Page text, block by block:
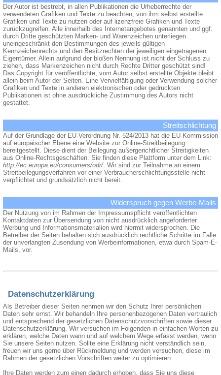
Der Autor ist bestrebt, in allen Publikationen die Urheberrechte der
verwendeten Grafiken und Texte zu beachten, von ihm selbst erstellte
Grafiken und Texte zu nutzen oder auf lizenzfreie Grafiken und Texte
zurückzugreifen. Alle innerhalb des Internetangebotes genannten und ggf.
durch Dritte geschützten Marken- und Warenzeichen unterliegen
uneingeschränkt den Bestimmungen des jeweils gültigen
Kennzeichenrechts und den Besitzrechten der jeweiligen eingetragenen
Eigentümer. Allein aufgrund der bloßen Nennung ist nicht der Schluss zu
ziehen, dass Markenzeichen nicht durch Rechte Dritter geschützt sind!
Das Copyright für veröffentlichte, vom Autor selbst erstellte Objekte bleibt
allein beim Autor der Seiten. Eine Vervielfältigung oder Verwendung solcher
Grafiken und Texte in anderen elektronischen oder gedruckten
Publikationen ist ohne ausdrückliche Zustimmung des Autors nicht
gestattet.
Streitschlichtung
Auf der Grundlage der EU-Verordnung Nr. 524/2013 hat die EU-Kommission
auf europäischer Ebene eine Website zur Online-Streitbeilegung
bereitgestellt. Diese dient der Beilegung außergerichtlicher Streitigkeiten
aus Online-Rechtsgeschäften. Sie finden diese Plattform unter dem Link:
http://ec.europa.eu/consumers/odr/. Wir sind zur Teilnahme an einem
Streitbeilegungsverfahren vor einer Verbraucherschlichtungsstelle nicht
verpflichtet und grundsätzlich nicht bereit.
Widerspruch gegen Werbe-Mails
Der Nutzung von im Rahmen der Impressumspflicht veröffentlichten
Kontaktdaten zur Übersendung von nicht ausdrücklich angeforderter
Werbung und Informationsmaterialien wird hiermit widersprochen. Die
Betreiber der Seiten behalten sich ausdrücklich rechtliche Schritte im Falle
der unverlangten Zusendung von Werbeinformationen, etwa durch Spam-E-
Mails, vor.
Datenschutzerklärung
Als Betreiber dieser Seiten nehmen wir den Schutz Ihrer persönlichen
Daten sehr ernst. Wir behandeln Ihre personenbezogenen Daten vertraulich
und entsprechend der gesetzlichen Datenschutzvorschriften sowie dieser
Datenschutzerklärung. Wir versuchen im Folgenden in einfachen Worten zu
erklären, welche Daten wann und auf welchem Wege erfasst werden, wenn
Sie unsere Seiten nutzen. Sollte eine Erklärung nicht verständlich sein,
freuen wir uns gerne über Rückmeldung und werden versuchen, diese im
Rahmen der gesetzlichen Vorschriften weiter zu optimieren.
Ihre Daten werden zum einen dadurch erhoben, dass Sie uns diese